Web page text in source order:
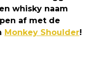
whisky naam
af met de
Monkey Shoulder!